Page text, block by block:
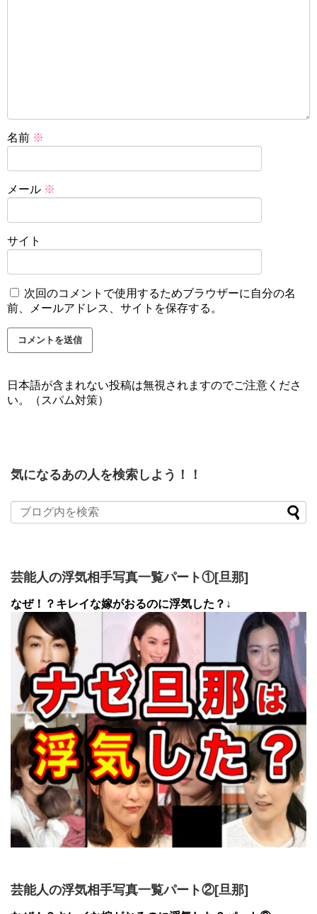
名前 ※
メール ※
サイト
次回のコメントで使用するためブラウザーに自分の名
前、メールアドレス、サイトを保存する。
日本語が含まれない投稿は無視されますのでご注意くださ
い。（スパム対策）
気になるあの人を検索しよう！！
芸能人の浮気相手写真一覧パート①[旦那]
なぜ！？キレイな嫁がおるのに浮気した？↓
芸能人の浮気相手写真一覧パート②[旦那]